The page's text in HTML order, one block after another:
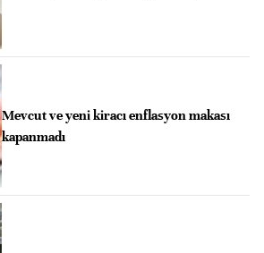
Mevcut ve yeni kiracı enflasyon makası
kapanmadı